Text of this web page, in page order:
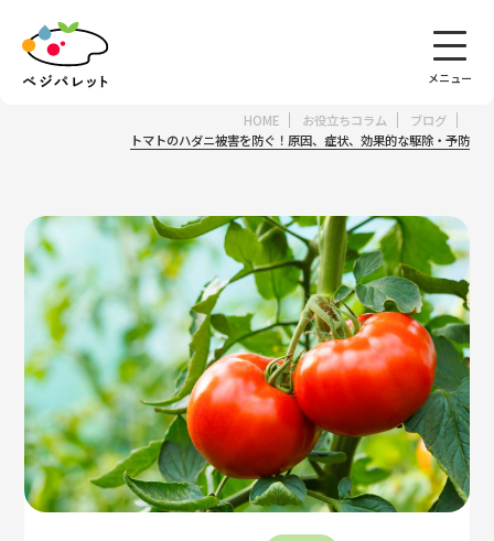
集出荷団体向けサービス サポート
機能
データの活用法
価格
導入事例
さまざまな活用例
HOME お役立ちコラム
ブログ
トマトのハダニ被害を防ぐ！原因、症状、効果的な駆除・予防